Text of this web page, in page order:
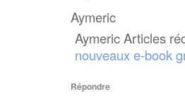
Aymeric
Aymeric Articles
nouveaux e-book
Répondre